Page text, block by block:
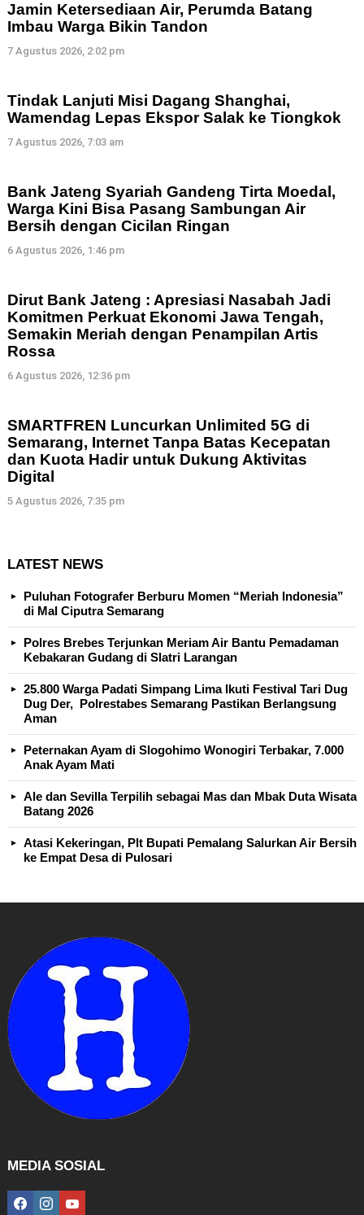
Jamin Ketersediaan Air, Perumda Batang
Imbau Warga Bikin Tandon
7 Agustus 2026, 2:02 pm
Tindak Lanjuti Misi Dagang Shanghai,
Wamendag Lepas Ekspor Salak ke Tiongkok
7 Agustus 2026, 7:03 am
Bank Jateng Syariah Gandeng Tirta Moedal,
Warga Kini Bisa Pasang Sambungan Air
Bersih dengan Cicilan Ringan
6 Agustus 2026, 1:46 pm
Dirut Bank Jateng : Apresiasi Nasabah Jadi
Komitmen Perkuat Ekonomi Jawa Tengah,
Semakin Meriah dengan Penampilan Artis
Rossa
6 Agustus 2026, 12:36 pm
SMARTFREN Luncurkan Unlimited 5G di
Semarang, Internet Tanpa Batas Kecepatan
dan Kuota Hadir untuk Dukung Aktivitas
Digital
5 Agustus 2026, 7:35 pm
LATEST NEWS
Puluhan Fotografer Berburu Momen “Meriah Indonesia”
di Mal Ciputra Semarang
Polres Brebes Terjunkan Meriam Air Bantu Pemadaman
Kebakaran Gudang di Slatri Larangan
25.800 Warga Padati Simpang Lima Ikuti Festival Tari Dug
Dug Der, Polrestabes Semarang Pastikan Berlangsung
Aman
Peternakan Ayam di Slogohimo Wonogiri Terbakar, 7.000
Anak Ayam Mati
Ale dan Sevilla Terpilih sebagai Mas dan Mbak Duta Wisata
Batang 2026
Atasi Kekeringan, Plt Bupati Pemalang Salurkan Air Bersih
ke Empat Desa di Pulosari
MEDIA SOSIAL
facebookinstagramyoutube